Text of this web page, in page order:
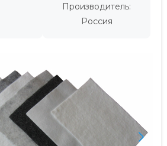
Производитель:
Россия